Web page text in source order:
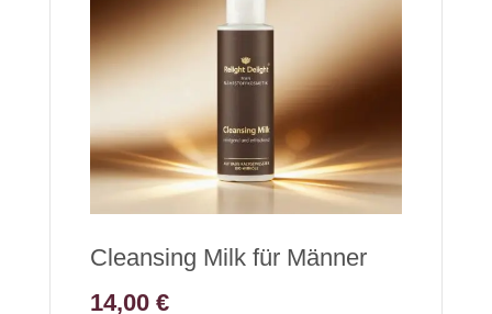
Cleansing Milk für Männer
14,00 €